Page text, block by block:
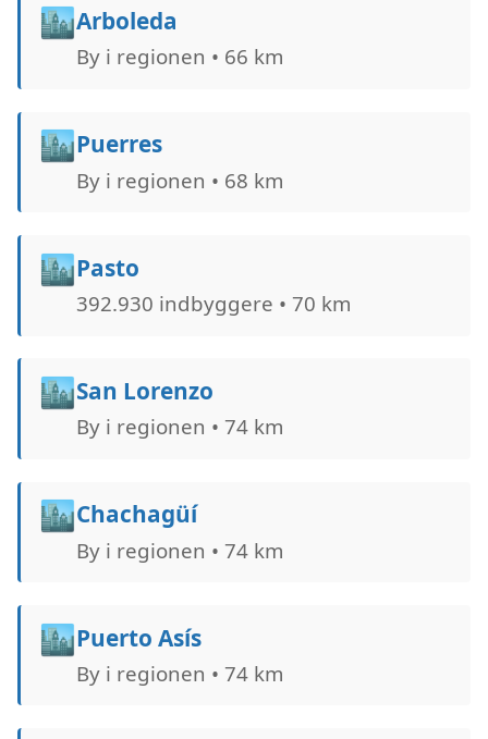
🏙️Arboleda
By i regionen • 66 km
🏙️Puerres
By i regionen • 68 km
🏙️Pasto
392.930 indbyggere • 70 km
🏙️San Lorenzo
By i regionen • 74 km
🏙️Chachagüí
By i regionen • 74 km
🏙️Puerto Asís
By i regionen • 74 km